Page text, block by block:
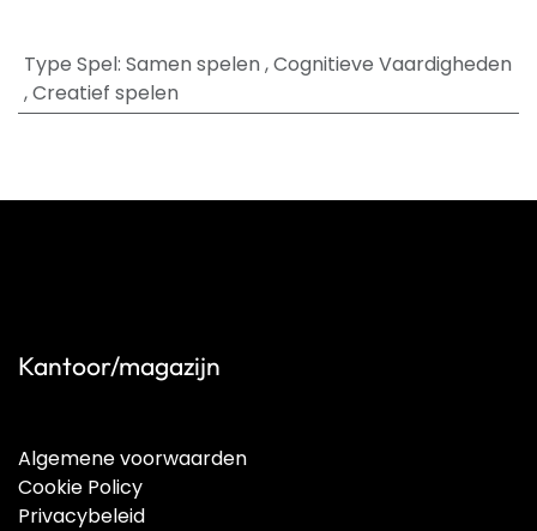
Type Spel: Samen spelen,Cognitieve Vaardigheden
,Creatief spelen
Kantoor/magazijn
Algemene voorwaarden
Cookie Policy
Privacybeleid